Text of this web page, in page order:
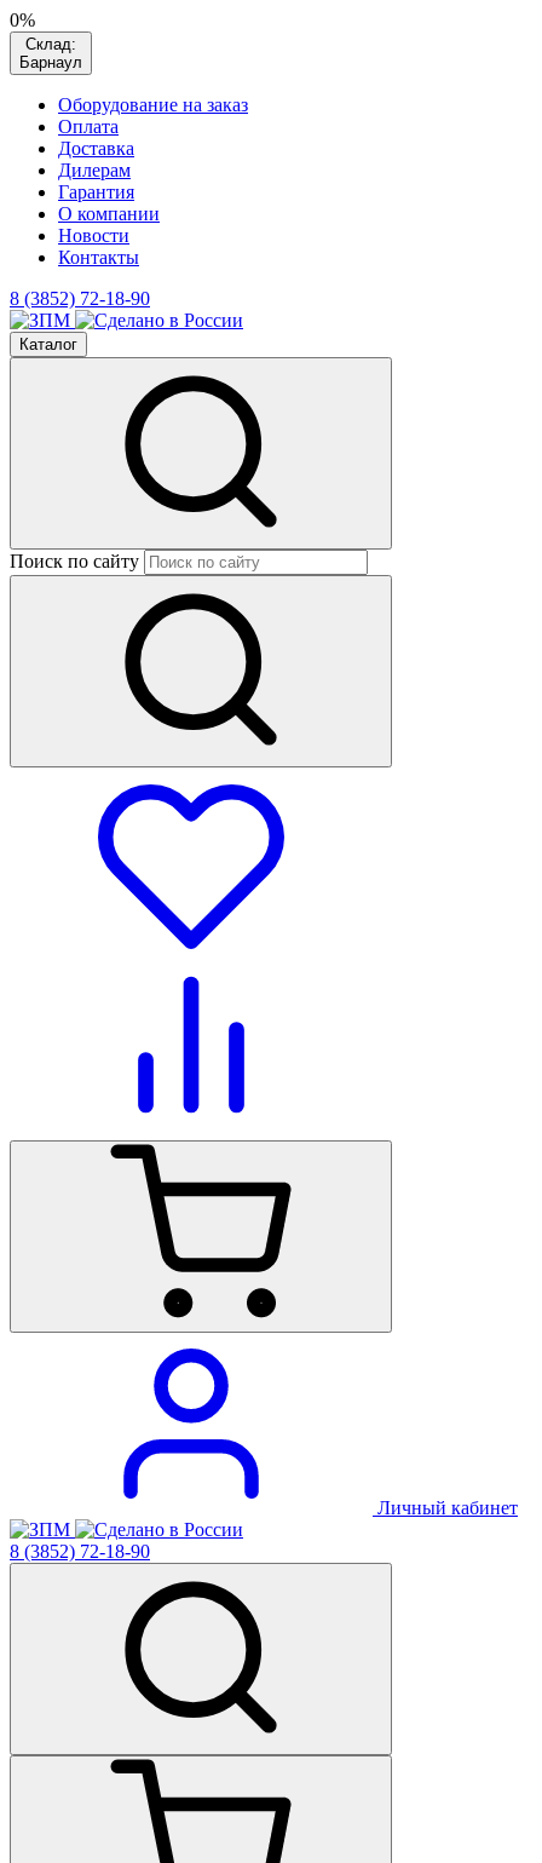
0%
Склад:
Барнаул
Оборудование на заказ
Оплата
Доставка
Дилерам
Гарантия
О компании
Новости
Контакты
8 (3852) 72-18-90
Каталог
Поиск по сайту
Личный кабинет
8 (3852) 72-18-90